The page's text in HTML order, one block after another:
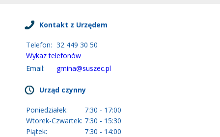
Kontakt z Urzędem
Telefon: 32 449 30 50
Wykaz telefonów
Email:
gmina@suszec.pl
Urząd czynny
Poniedziałek:
7:30 - 17:00
Wtorek-Czwartek: 7:30 - 15:30
Piątek:
7:30 - 14:00